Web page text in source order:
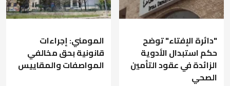
"دائرة الإفتاء" توضح
حكم استبدال الأدوية
الزائدة في عقود التأمين
الصحي
المومني: إجراءات
قانونية بحق مخالفي
المواصفات والمقاييس